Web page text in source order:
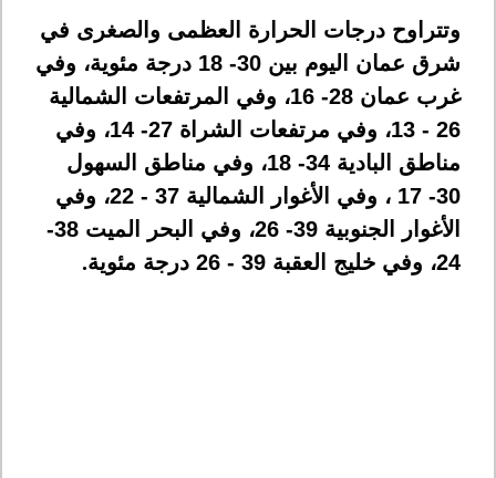
وتتراوح درجات الحرارة العظمى والصغرى في
شرق عمان اليوم بين 30- 18 درجة مئوية، وفي
غرب عمان 28- 16، وفي المرتفعات الشمالية
26 - 13، وفي مرتفعات الشراة 27- 14، وفي
مناطق البادية 34- 18، وفي مناطق السهول
30- 17 ، وفي الأغوار الشمالية 37 - 22، وفي
الأغوار الجنوبية 39- 26، وفي البحر الميت 38-
24، وفي خليج العقبة 39 - 26 درجة مئوية
.